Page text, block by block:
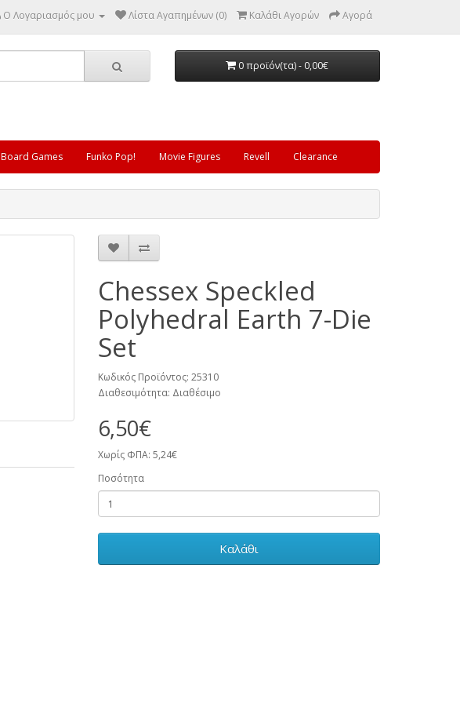
Ο Λογαριασμός μου Λίστα Αγαπημένων (0) Καλάθι Αγορών Αγορά
0 προϊόν(τα) - 0,00€
Board Games Funko Pop! Movie Figures Revell Clearance
Chessex Speckled
Polyhedral Earth 7-Die
Set
Κωδικός Προϊόντος: 25310
Διαθεσιμότητα: Διαθέσιμο
6,50€
Χωρίς ΦΠΑ: 5,24€
Ποσότητα
Καλάθι